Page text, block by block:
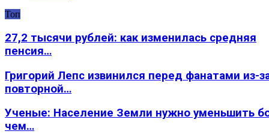
Топ
27,2 тысячи рублей: как изменилась средняя
пенсия…
Григорий Лепс извинился перед фанатами из-
повторной…
Ученые: Население Земли нужно уменьшить
чем…